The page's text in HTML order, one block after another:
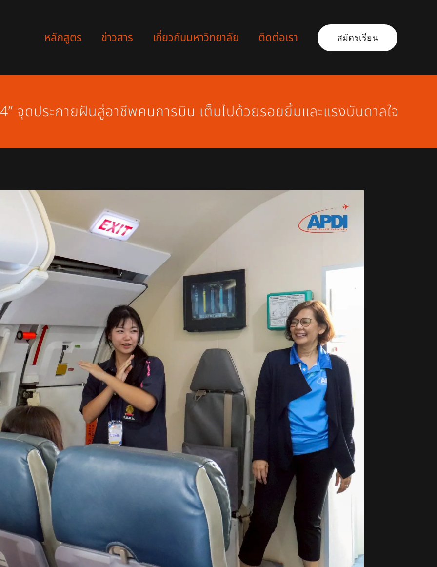
หลักสูตร ข่าวสาร เกี่ยวกับมหาวิทยาลัย ติดต่อเรา สมัครเรียน
จุดประกายฝันสู่อาชีพคนการบิน เต็มไปด้วยรอยยิ้มและแรงบันดาลใจ